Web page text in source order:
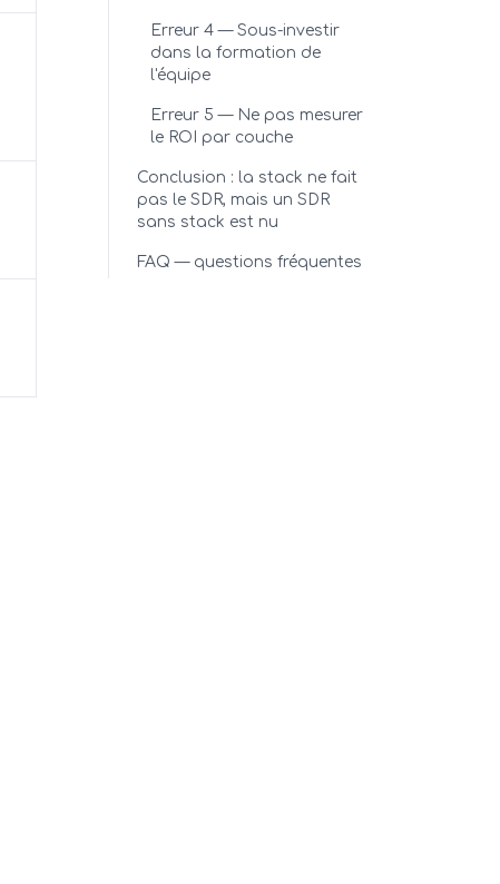
Erreur 4 — Sous-investir
dans la formation de
l'équipe
Erreur 5 — Ne pas mesurer
le ROI par couche
Conclusion : la stack ne fait
pas le SDR, mais un SDR
sans stack est nu
FAQ — questions fréquentes